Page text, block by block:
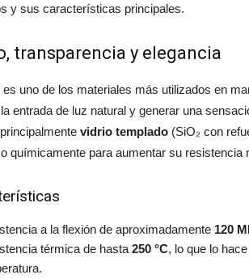
y sus características principales.
transparencia y elegancia
es uno de los materiales más utilizados en
entrada de luz natural y generar una
vidrio templado (SiO₂ con
químicamente para aumentar su
a la flexión de aproximadamente 120
térmica de hasta 250 °C, lo que lo